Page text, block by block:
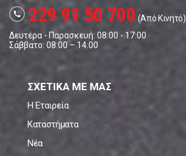
call 229 91 50 700 (Από Κινητό)
Δευτέρα - Παρασκευή: 08:00 - 17:00
Σάββατο: 08:00 – 14:00
ΣΧΕΤΙΚΑ ΜΕ ΜΑΣ
Η Εταιρεία
Καταστήματα
Νέα